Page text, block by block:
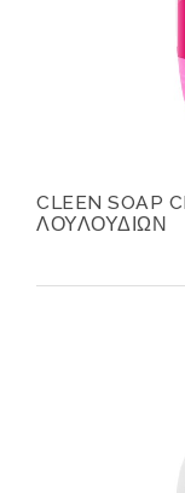
CLEEN SOAP
ΛΟΥΛΟΥΔΙΩΝ